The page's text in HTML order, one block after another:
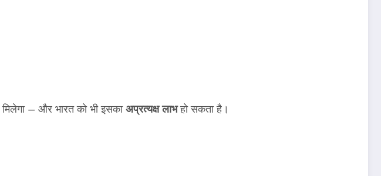
मिलेगा – और भारत को भी इसकाअप्रत्यक्ष लाभहो सकता है।